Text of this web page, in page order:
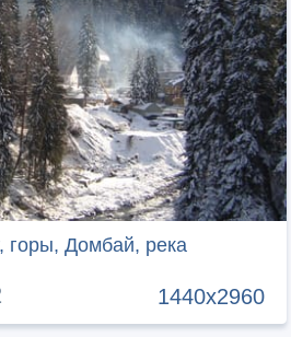
горы, Домбай, река
1440x2960